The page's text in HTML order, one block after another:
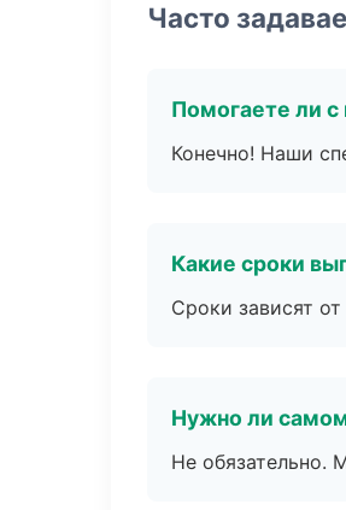
Часто
Помогаете ли
Конечно! Наши
Какие сроки
Сроки зависят
Нужно ли
Не обязательно.